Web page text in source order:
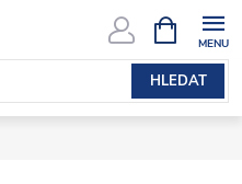
HLEDAT
NÁKUPNÍ
KOŠÍK